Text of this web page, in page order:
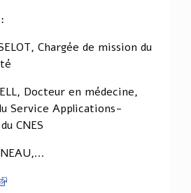
Chargée de mission du
Docteur en médecine,
Service Applications-
CNES